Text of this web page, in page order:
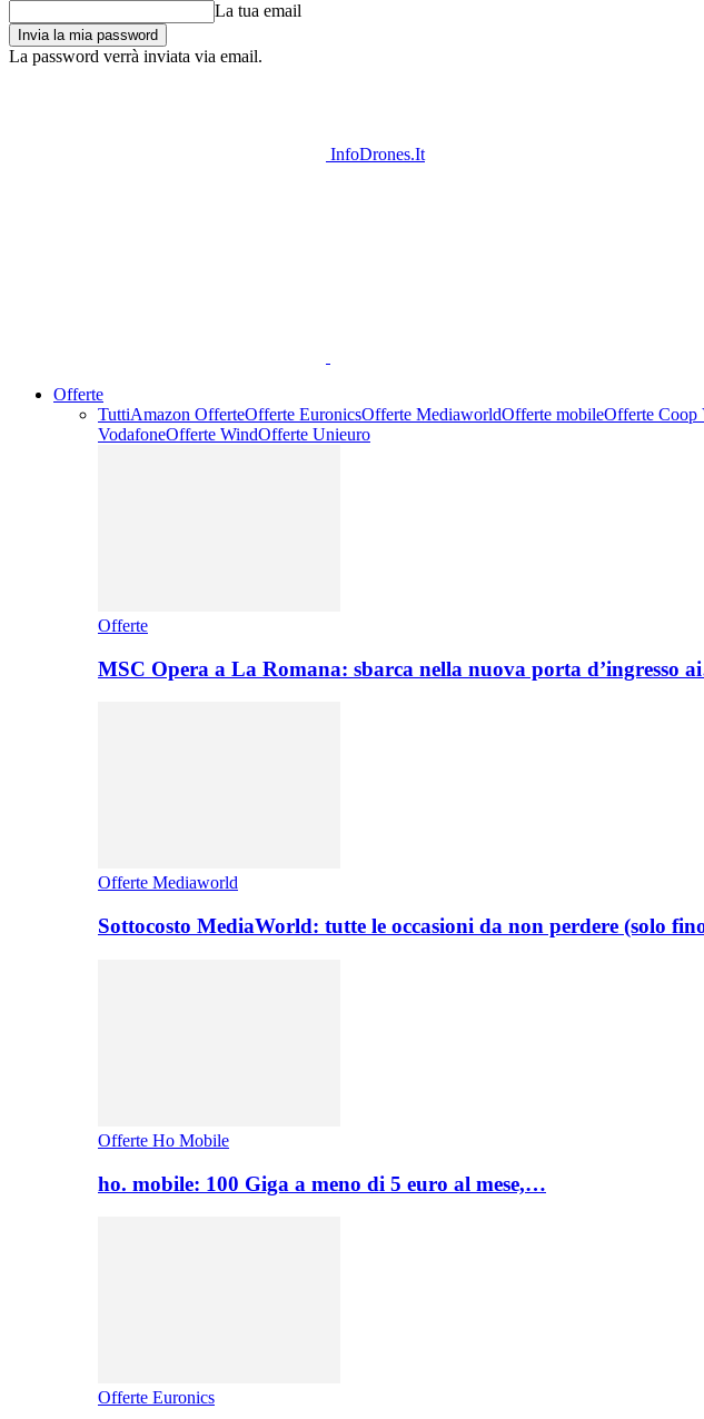
La tua email
La password verrà inviata via email.
InfoDrones.It
Offerte
TuttiAmazon OfferteOfferte EuronicsOfferte MediaworldOfferte mobileOfferte Coop
VodafoneOfferte WindOfferte Unieuro
Offerte
MSC Opera a La Romana: sbarca nella nuova porta d’ingresso
Offerte Mediaworld
Sottocosto MediaWorld: tutte le occasioni da non perdere (solo
Offerte Ho Mobile
ho. mobile: 100 Giga a meno di 5 euro al mese,…
Offerte Euronics